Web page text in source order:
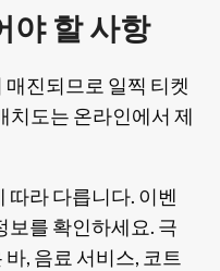
야 할 사항
진되므로 일찍 티켓
치도는 온라인에서 제
따라 다릅니다. 이벤
보를 확인하세요. 극
, 음료 서비스, 코트